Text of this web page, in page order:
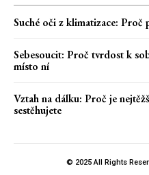
Suché oči z klimatizace: Proč
Sebesoucit: Proč tvrdost k
místo ní
Vztah na dálku: Proč je
sestěhujete
© 2025 All Rights